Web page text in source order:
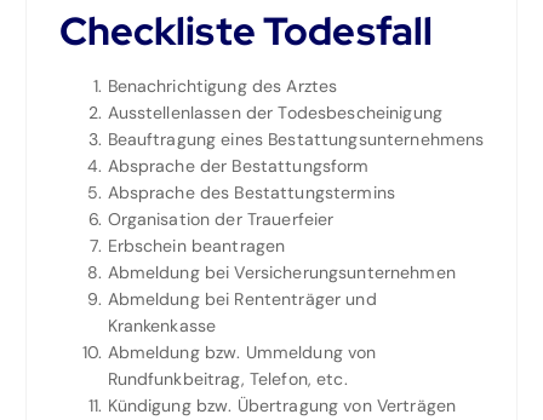
Checkliste Todesfall
Benachrichtigung des Arztes
Ausstellenlassen der Todesbescheinigung
Beauftragung eines Bestattungsunternehmens
Absprache der Bestattungsform
Absprache des Bestattungstermins
Organisation der Trauerfeier
Erbschein beantragen
Abmeldung bei Versicherungsunternehmen
Abmeldung bei Rententräger und
Krankenkasse
Abmeldung bzw. Ummeldung von
Rundfunkbeitrag, Telefon, etc.
Kündigung bzw. Übertragung von Verträgen